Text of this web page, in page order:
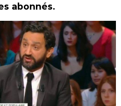
abonnés.